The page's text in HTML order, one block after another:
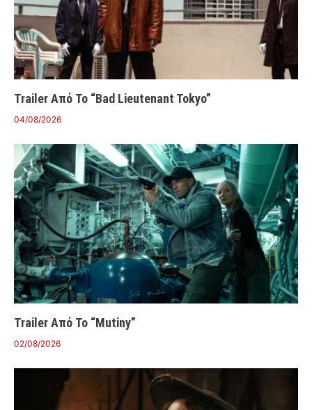
Trailer Από Το “Bad Lieutenant Tokyo”
04/08/2026
Trailer Από Το “Mutiny”
02/08/2026